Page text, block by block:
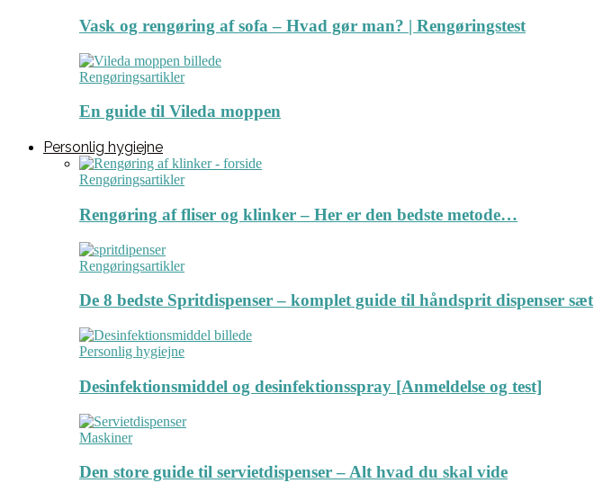
Vask og rengøring af sofa – Hvad gør man? | Rengøringstest
Rengøringsartikler
En guide til Vileda moppen
Personlig hygiejne
Rengøringsartikler
Rengøring af fliser og klinker – Her er den bedste metode…
Rengøringsartikler
De 8 bedste Spritdispenser – komplet guide til håndsprit dispenser sæt
Personlig hygiejne
Desinfektionsmiddel og desinfektionsspray [Anmeldelse og test]
Maskiner
Den store guide til servietdispenser – Alt hvad du skal vide